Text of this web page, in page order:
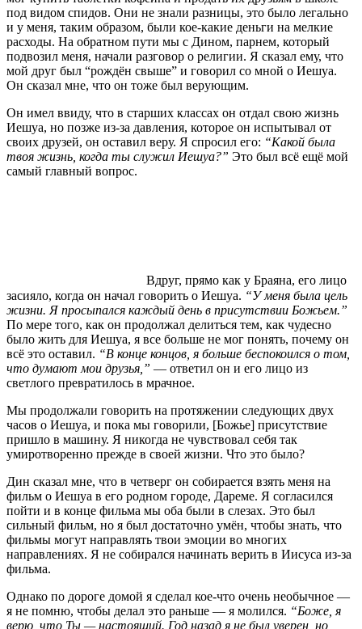
под видом спидов. Они не знали разницы, это было легально
и у меня, таким образом, были кое-какие деньги на мелкие
расходы. На обратном пути мы с Дином, парнем, который
подвозил меня, начали разговор о религии. Я сказал ему, что
мой друг был “рождён свыше” и говорил со мной о Иешуа.
Он сказал мне, что он тоже был верующим.
Он имел ввиду, что в старших классах он отдал свою жизнь
Иешуа, но позже из-за давления, которое он испытывал от
своих друзей, он оставил веру. Я спросил его: “Какой была
твоя жизнь, когда ты служил Иешуа?” Это был всё ещё мой
самый главный вопрос.
Вдруг, прямо как у Браяна, его лицо
засияло, когда он начал говорить о Иешуа. “У меня была цель
жизни. Я просыпался каждый день в присутствии Божьем.”
По мере того, как он продолжал делиться тем, как чудесно
было жить для Иешуа, я все больше не мог понять, почему он
всё это оставил. “В конце концов, я больше беспокоился о том,
что думают мои друзья,” — ответил он и его лицо из
светлого превратилось в мрачное.
Мы продолжали говорить на протяжении следующих двух
часов о Иешуа, и пока мы говорили, [Божье] присутствие
пришло в машину. Я никогда не чувствовал себя так
умиротворенно прежде в своей жизни. Что это было?
Дин сказал мне, что в четверг он собирается взять меня на
фильм о Иешуа в его родном городе, Дареме. Я согласился
пойти и в конце фильма мы оба были в слезах. Это был
сильный фильм, но я был достаточно умён, чтобы знать, что
фильмы могут направлять твои эмоции во многих
направлениях. Я не собирался начинать верить в Иисуса из-за
фильма.
Однако по дороге домой я сделал кое-что очень необычное —
я не помню, чтобы делал это раньше — я молился. “Боже, я
верю, что Ты — настоящий. Год назад я не был уверен, но